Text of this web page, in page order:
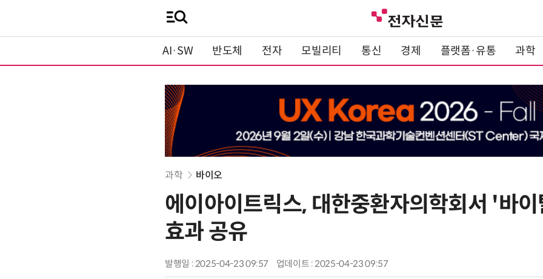
AI·SW 반도체 전자 모빌리티 통신 경제 플랫폼·유통 과학
과학 바이오
에이아이트릭스, 대한중환자의학회서 '바
효과 공유
발행일 : 2025-04-23 09:57 업데이트 : 2025-04-23 09:57